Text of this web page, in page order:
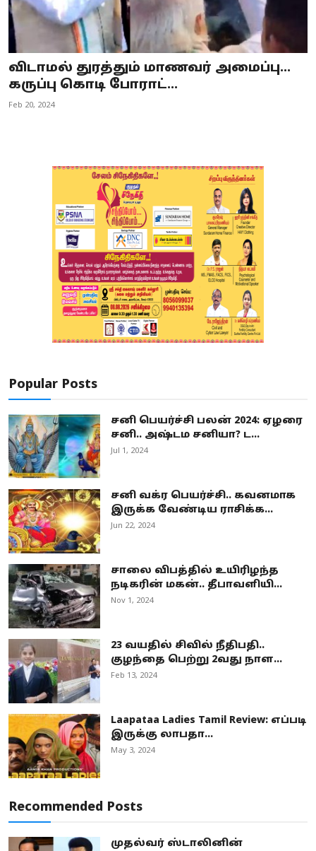
National
World
Astrology
Spirituality
விடாமல் துரத்தும் மாணவர் அமைப்பு...
கருப்பு கொடி போராட்...
Feb 20, 2024
Popular Posts
சனி பெயர்ச்சி பலன் 2024: ஏழரை
சனி.. அஷ்டம சனியா? ட...
Jul 1, 2024
சனி வக்ர பெயர்ச்சி.. கவனமாக
இருக்க வேண்டிய ராசிக்க...
Jun 22, 2024
சாலை விபத்தில் உயிரிழந்த
நடிகரின் மகன்.. தீபாவளியி...
Nov 1, 2024
23 வயதில் சிவில் நீதிபதி..
குழந்தை பெற்று 2வது நாள...
Feb 13, 2024
Laapataa Ladies Tamil Review: எப்படி
இருக்கு லாபதா...
May 3, 2024
Recommended Posts
முதல்வர் ஸ்டாலினின்